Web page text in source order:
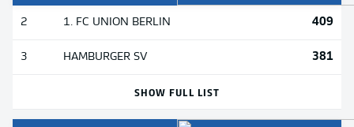
2 1. FC UNION BERLIN 409
3 HAMBURGER SV 381
SHOW FULL LIST